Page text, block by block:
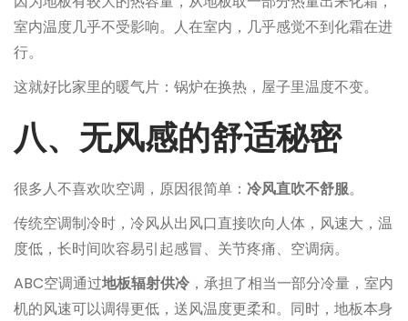
室内温度几乎不受影响。人在室内，几乎感觉不到化霜在进
行。
这就好比家里的暖气片：锅炉在换热，屋子里温度不变。
八、无风感的舒适秘密
很多人不喜欢吹空调，原因很简单： 冷风直吹不舒服。
传统空调制冷时，冷风从出风口直接吹向人体，风速大，温
度低，长时间吹容易引起感冒、关节疼痛、空调病。
ABC空调通过地板辐射供冷，承担了相当一部分冷量，室内
机的风速可以调得更低，送风温度更柔和。同时，地板本身